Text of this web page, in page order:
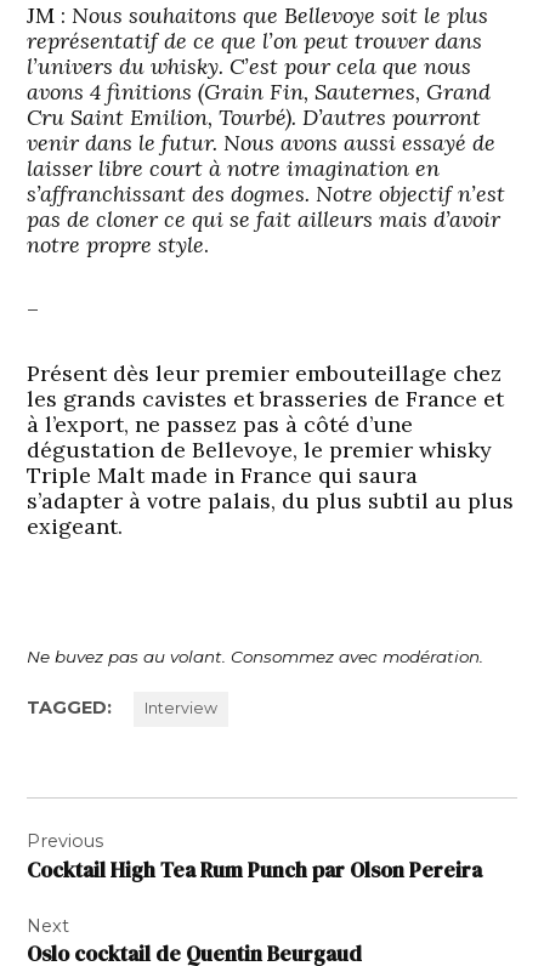
JM : Nous souhaitons que Bellevoye soit le plus
représentatif de ce que l’on peut trouver dans
l’univers du whisky. C’est pour cela que nous
avons 4 finitions (Grain Fin, Sauternes, Grand
Cru Saint Emilion, Tourbé). D’autres pourront
venir dans le futur. Nous avons aussi essayé de
laisser libre court à notre imagination en
s’affranchissant des dogmes. Notre objectif n’est
pas de cloner ce qui se fait ailleurs mais d’avoir
notre propre style.
–
Présent dès leur premier embouteillage chez
les grands cavistes et brasseries de France et
à l’export, ne passez pas à côté d’une
dégustation de Bellevoye, le premier whisky
Triple Malt made in France qui saura
s’adapter à votre palais, du plus subtil au plus
exigeant.
Ne buvez pas au volant. Consommez avec modération.
TAGGED: Interview
de
l’article
Previous
Cocktail High Tea Rum Punch par Olson Pereira
Next
Oslo cocktail de Quentin Beurgaud